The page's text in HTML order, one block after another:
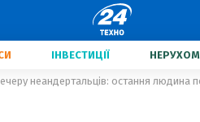
ІНВЕСТИЦІЇ
неандертальців: остання людина